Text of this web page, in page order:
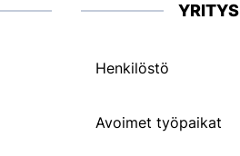
YRITYS
Henkilöstö
Avoimet työpaikat